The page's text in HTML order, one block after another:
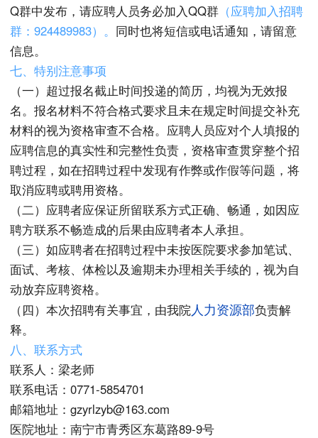
Q群中发布，请应聘人员务必加入QQ群 （应聘加入招聘
群：924489983） 。 同时也将短信或电话通知，请留意
信息。
七、特别注意事项
（一）超过报名截止时间投递的简历，均视为无效报
名。报名材料不符合格式要求且未在规定时间提交补充
材料的视为资格审查不合格。应聘人员应对个人填报的
应聘信息的真实性和完整性负责，资格审查贯穿整个招
聘过程，如在招聘过程中发现有作弊或作假等问题，将
取消应聘或聘用资格。
（二）应聘者应保证所留联系方式正确、畅通，如因应
聘方联系不畅造成的后果由应聘者本人承担。
（三）如应聘者在招聘过程中未按医院要求参加笔试、
面试、考核、体检以及逾期未办理相关手续的，视为自
动放弃应聘资格。
（四）本次招聘有关事宜，由我院人力资源部负责解
释。
八 、联系方式
联系人：梁老师
联系电话：0771-5854701
邮箱地址：gzyrlzyb@163.com
医院地址：南宁市青秀区东葛路89-9号